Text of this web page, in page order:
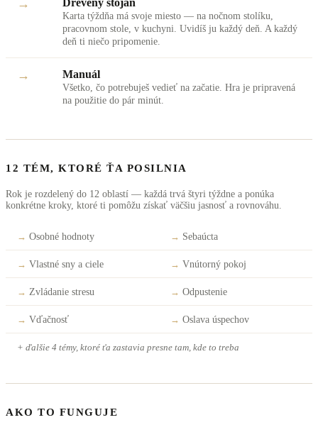
→ Drevený stojan
Karta týždňa má svoje miesto — na nočnom stolíku,
pracovnom stole, v kuchyni. Uvidíš ju každý deň. A každý
deň ti niečo pripomenie.
→ Manuál
Všetko, čo potrebuješ vedieť na začatie. Hra je pripravená
na použitie do pár minút.
12 TÉM, KTORÉ ŤA POSILNIA
Rok je rozdelený do 12 oblastí — každá trvá štyri týždne a ponúka
konkrétne kroky, ktoré ti pomôžu získať väčšiu jasnosť a rovnováhu.
→ Osobné hodnoty → Sebaúcta
→ Vlastné sny a ciele → Vnútorný pokoj
→ Zvládanie stresu → Odpustenie
→ Vďačnosť → Oslava úspechov
+ ďalšie 4 témy, ktoré ťa zastavia presne tam, kde to treba
AKO TO FUNGUJE